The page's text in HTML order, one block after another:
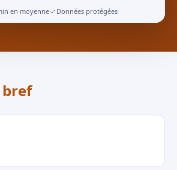
en moyenne Données protégées
bref